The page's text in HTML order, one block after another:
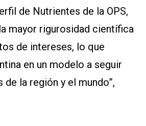
de Nutrientes de la OPS,
mayor rigurosidad científica
de intereses, lo que
en un modelo a seguir
la región y el mundo”,